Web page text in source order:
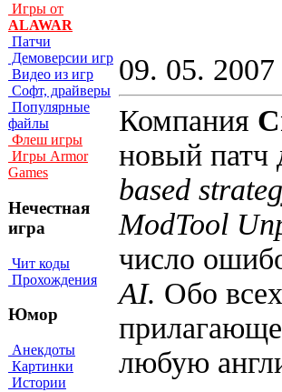
Игры от
ALAWAR
Патчи
Демоверсии игр
Видео из игр
Софт, драйверы
Популярные
файлы
Флеш игры
Игры Armor
Games
Нечестная
игра
Чит коды
Прохождения
Юмор
Анекдоты
Картинки
Истории
09. 05.
Компания
новый патч
based
ModTool
число
AI. Обо
любую